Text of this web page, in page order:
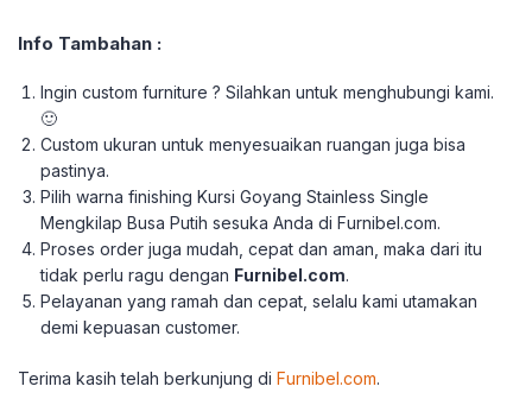
Info Tambahan :
Ingin custom furniture ? Silahkan untuk menghubungi kami.
🙂
Custom ukuran untuk menyesuaikan ruangan juga bisa
pastinya.
Pilih warna finishing Kursi Goyang Stainless Single
Mengkilap Busa Putih sesuka Anda di Furnibel.com.
Proses order juga mudah, cepat dan aman, maka dari itu
tidak perlu ragu dengan Furnibel.com.
Pelayanan yang ramah dan cepat, selalu kami utamakan
demi kepuasan customer.
Terima kasih telah berkunjung di Furnibel.com.